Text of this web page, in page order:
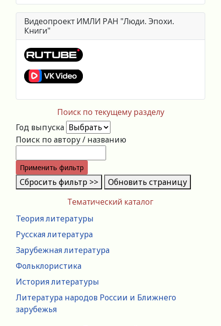
Тематический каталог
Теория литературы
Русская литература
Зарубежная литература
Фольклористика
История литературы
Литература народов России и Ближнего
зарубежья
Видеопроект ИМЛИ РАН "Люди. Эпохи.
Книги"
Поиск по текущему разделу
Год выпуска
Поиск по автору / названию
Применить фильтр
Сбросить фильтр >> Обновить страницу